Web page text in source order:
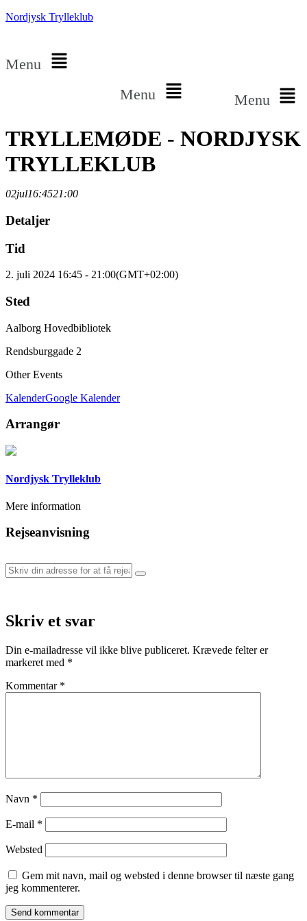
Nordjysk Trylleklub
Menu
Menu
Menu
TRYLLEMØDE - NORDJYSK
TRYLLEKLUB
02jul16:4521:00
Detaljer
Tid
2. juli 2024 16:45 - 21:00(GMT+02:00)
Sted
Aalborg Hovedbibliotek
Rendsburggade 2
Other Events
KalenderGoogle Kalender
Arrangør
Nordjysk Trylleklub
Mere information
Rejseanvisning
Skriv et svar
Din e-mailadresse vil ikke blive publiceret. Krævede felter er
markeret med *
Kommentar *
Navn *
E-mail *
Websted
Gem mit navn, mail og websted i denne browser til næste gang
jeg kommenterer.